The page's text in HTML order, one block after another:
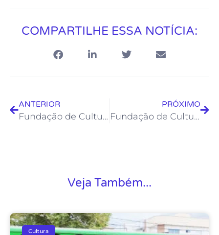
COMPARTILHE ESSA NOTÍCIA:
ANTERIOR
Fundação de Cultura divulga a exibição de documentários que retratam Rio das Ostras
PRÓXIMO
Fundação de Cultura apoia curta-documentário “Sabores de Rio das Ostras”
Veja Também...
Cultura